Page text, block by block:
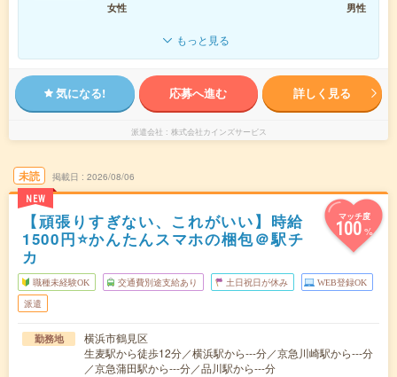
女性
男性
もっと見る
気になる! 応募へ進む 詳しく見る
派遣会社 株式会社カインズサービス
未読
NEW
掲載日 2026/08/06
マッチ度
100%
【頑張りすぎない、これがいい】時給
1500円⭐かんたんスマホの梱包＠駅チ
カ
職種未経験OK 交通費別途支給あり 土日祝日が休み WEB登録OK
派遣
勤務地
横浜市鶴見区
生麦駅から徒歩12分／横浜駅から---分／京急川崎駅から---分
／京急蒲田駅から---分／品川駅から---分